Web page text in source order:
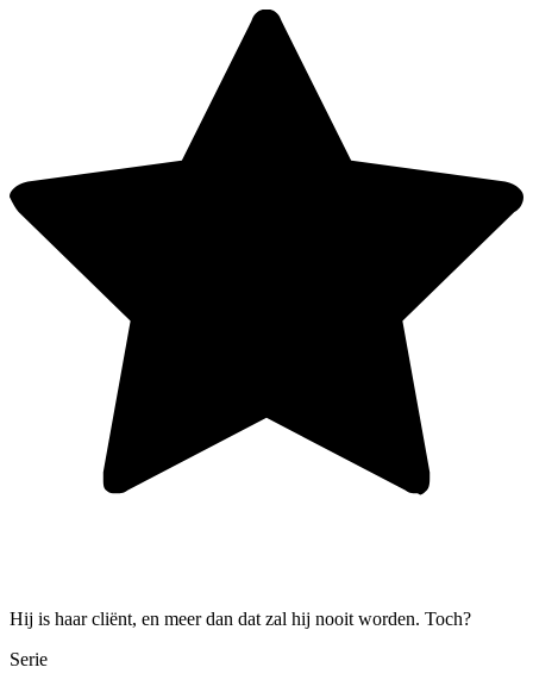
Hij is haar cliënt, en meer dan dat zal hij nooit worden. Toch?
Serie